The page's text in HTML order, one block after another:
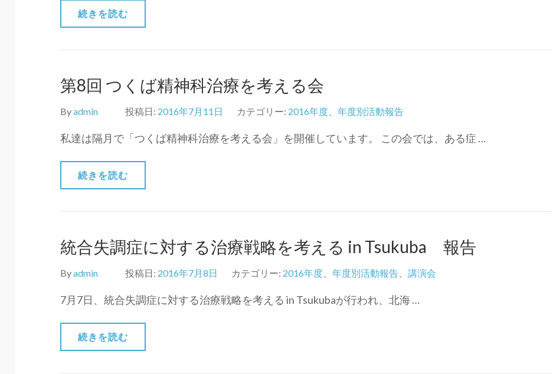
続きを読む
第8回 つくば精神科治療を考える会
Byadmin 投稿日: 2016年7月11日 カテゴリー: 2016年度 年度別活動報告
私達は隔月で「つくば精神科治療を考える会」を開催しています。 この会では、ある症 …
続きを読む
統合失調症に対する治療戦略を考える in Tsukuba 報告
Byadmin 投稿日: 2016年7月8日 カテゴリー: 2016年度 年度別活動報告 講演会
7月7日、統合失調症に対する治療戦略を考える in Tsukubaが行われ、北海 …
続きを読む